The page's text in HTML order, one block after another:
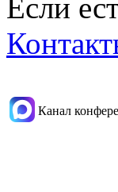
Если
Канал